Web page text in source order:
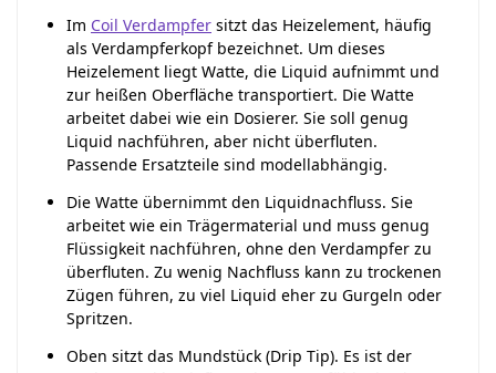
Im Coil Verdampfer sitzt das Heizelement, häufig
als Verdampferkopf bezeichnet. Um dieses
Heizelement liegt Watte, die Liquid aufnimmt und
zur heißen Oberfläche transportiert. Die Watte
arbeitet dabei wie ein Dosierer. Sie soll genug
Liquid nachführen, aber nicht überfluten.
Passende Ersatzteile sind modellabhängig.
Die Watte übernimmt den Liquidnachfluss. Sie
arbeitet wie ein Trägermaterial und muss genug
Flüssigkeit nachführen, ohne den Verdampfer zu
überfluten. Zu wenig Nachfluss kann zu trockenen
Zügen führen, zu viel Liquid eher zu Gurgeln oder
Spritzen.
Oben sitzt das Mundstück (Drip Tip). Es ist der